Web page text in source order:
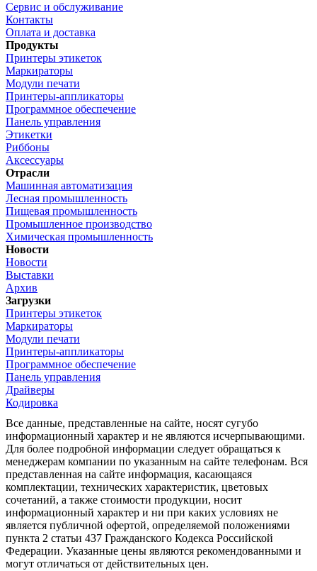
Сервис и обслуживание
Контакты
Оплата и доставка
Продукты
Принтеры этикеток
Маркираторы
Модули печати
Принтеры-аппликаторы
Программное обеспечение
Панель управления
Этикетки
Риббоны
Аксессуары
Отрасли
Машинная автоматизация
Лесная промышленность
Пищевая промышленность
Промышленное производство
Химическая промышленность
Новости
Новости
Выставки
Архив
Загрузки
Принтеры этикеток
Маркираторы
Модули печати
Принтеры-аппликаторы
Программное обеспечение
Панель управления
Драйверы
Кодировка
Все данные, представленные на сайте, носят сугубо
информационный характер и не являются исчерпывающими.
Для более подробной информации следует обращаться к
менеджерам компании по указанным на сайте телефонам. Вся
представленная на сайте информация, касающаяся
комплектации, технических характеристик, цветовых
сочетаний, а также стоимости продукции, носит
информационный характер и ни при каких условиях не
является публичной офертой, определяемой положениями
пункта 2 статьи 437 Гражданского Кодекса Российской
Федерации. Указанные цены являются рекомендованными и
могут отличаться от действительных цен.